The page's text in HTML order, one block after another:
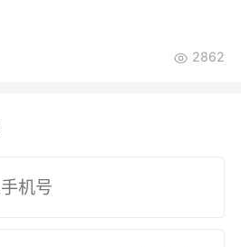
2862